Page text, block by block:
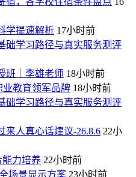
学提速解析 17小时前
础学习路径与真实服务测评
班｜李雄老师 18小时前
业教育领军品牌 18小时前
础学习路径与真实服务测评
来人真心话建议-26.8.6 22小
能力培养 22小时前
场景显示方案 23小时前